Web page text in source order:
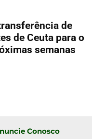
de
de Ceuta para o
semanas
Conosco